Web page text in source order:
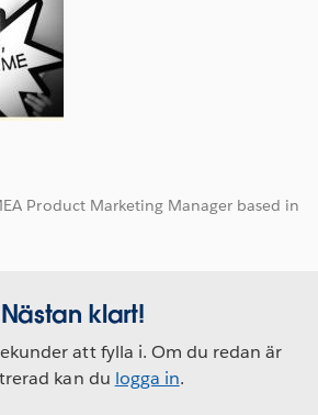
Product Marketing Manager based in
Nästan klart!
att fylla i. Om du redan är
kan du logga in.